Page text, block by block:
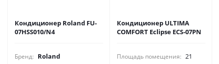
Кондиционер Roland FU-
07HSS010/N4
Бренд: Roland
Кондиционер ULTIMA
COMFORT Eclipse ECS-07PN
Площадь помещения: 21